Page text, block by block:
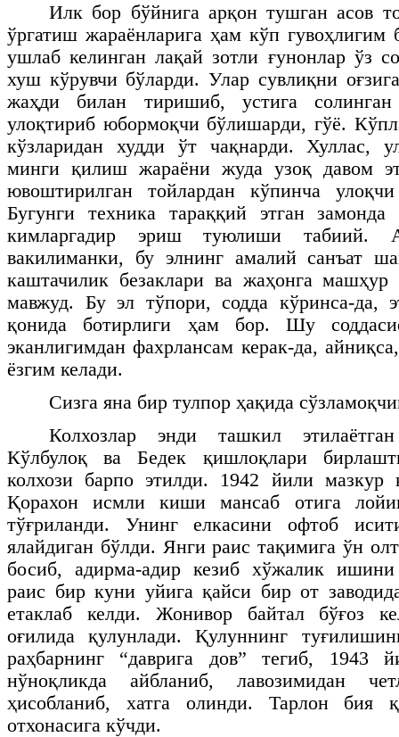
Илк бор бўйнига арқон тушган асов
ўргатиш жараёнларига ҳам кўп гувоҳлигим
ушлаб келинган лақай зотли ғунонлар ўз
хуш кўрувчи бўларди. Улар сувлиқни
жаҳди билан тиришиб, устига
улоқтириб юбормоқчи бўлишарди, гўё.
кўзларидан худди ўт чақнарди. Хуллас,
минги қилиш жараёни жуда узоқ давом
ювоштирилган тойлардан кўпинча
Бугунги техника тараққий этган
кимларгадир эриш туюлиши
вакилиманки, бу элнинг амалий санъат
каштачилик безаклари ва жаҳонга машҳур
мавжуд. Бу эл тўпори, содда кўринса-да,
қонида ботирлиги ҳам бор. Шу
эканлигимдан фахрлансам керак-да,
ёзгим келади.
Сизга яна бир тулпор ҳақида
Колхозлар энди ташкил
Кўлбулоқ ва Бедек қишлоқлари
колхози барпо этилди. 1942 йили мазкур
Қорахон исмли киши мансаб отига
тўғриланди. Унинг елкасини офтоб
ялайдиган бўлди. Янги раис тақимига ўн
босиб, адирма-адир кезиб хўжалик
раис бир куни уйига қайси бир от
етаклаб келди. Жонивор байтал бўғоз
оғилида қулунлади. Қулуннинг
раҳбарнинг “даврига дов” тегиб, 1943
нўноқликда айбланиб, лавозимидан
ҳисобланиб, хатга олинди. Тарлон бия
отхонасига кўчди.